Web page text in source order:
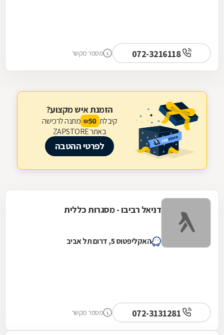
072-3216118 מספר מקשר
הזמנת איש מקצוע?
קיבלת 50
₪ מתנה לרכישה
באתר ZAPSTORE
לפרטי ההטבה
דניאל רביבו - מסגרות כללית
האקליפטוס 5, דרום תל אביב
מספר מקשר